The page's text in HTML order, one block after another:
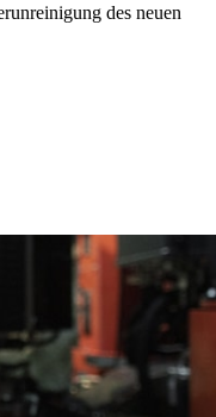
des neuen